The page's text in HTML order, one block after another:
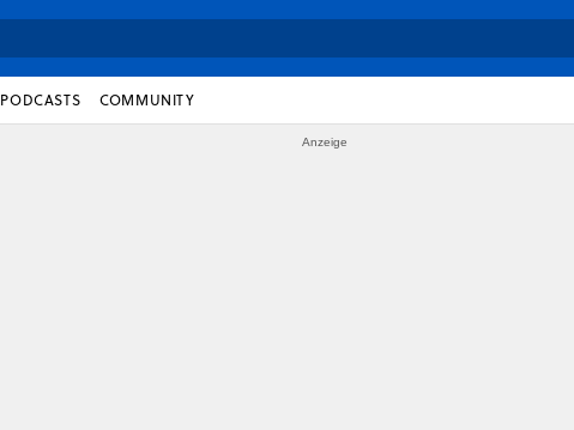
PODCASTS COMMUNITY